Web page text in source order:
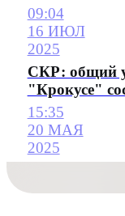
09:04
16 ИЮЛ
2025
СКР: общий
"Крокусе"
15:35
20 МАЯ
2025